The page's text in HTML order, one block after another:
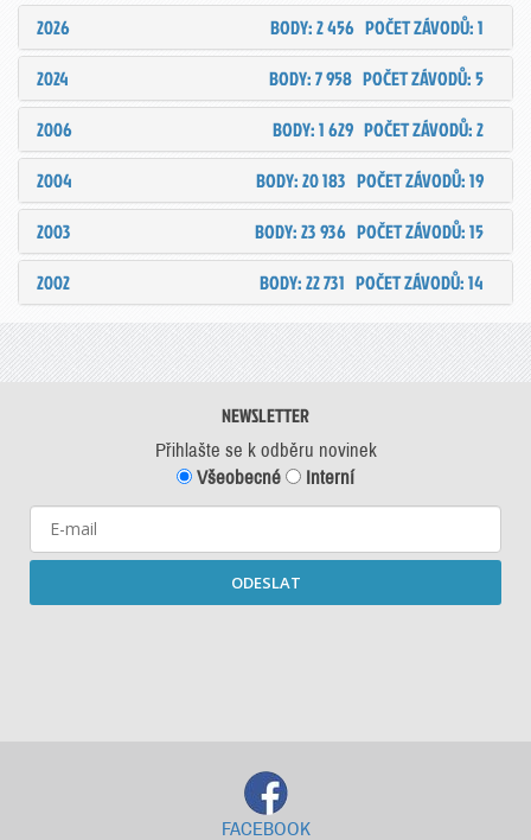
2026 POČET ZÁVODŮ: 1
BODY: 2 456
2024
POČET ZÁVODŮ: 5
BODY: 7 958
2006
POČET ZÁVODŮ: 2
BODY: 1 629
2004
POČET ZÁVODŮ: 19
BODY: 20 183
2003
POČET ZÁVODŮ: 15
BODY: 23 936
2002
POČET ZÁVODŮ: 14
BODY: 22 731
NEWSLETTER
Přihlašte se k odběru novinek
Všeobecné
Interní
ODESLAT
FACEBOOK